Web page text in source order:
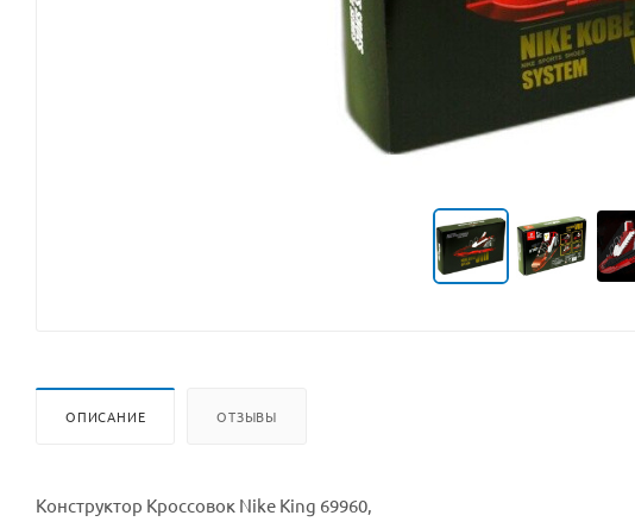
ОПИСАНИЕ ОТЗЫВЫ
Конструктор Кроссовок Nike King 69960,